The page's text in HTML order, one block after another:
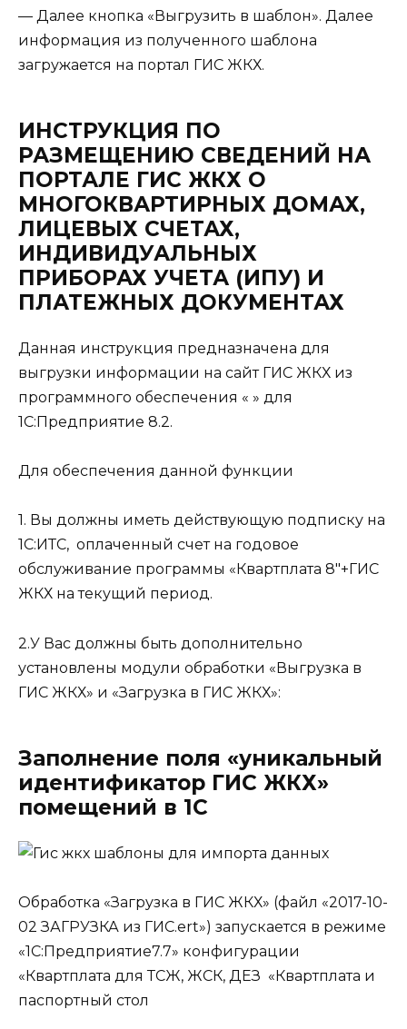
— Далее кнопка «Выгрузить в шаблон». Далее
информация из полученного шаблона
загружается на портал ГИС ЖКХ.
ИНСТРУКЦИЯ ПО
РАЗМЕЩЕНИЮ СВЕДЕНИЙ НА
ПОРТАЛЕ ГИС ЖКХ О
МНОГОКВАРТИРНЫХ ДОМАХ,
ЛИЦЕВЫХ СЧЕТАХ,
ИНДИВИДУАЛЬНЫХ
ПРИБОРАХ УЧЕТА (ИПУ) И
ПЛАТЕЖНЫХ ДОКУМЕНТАХ
Данная инструкция предназначена для
выгрузки информации на сайт ГИС ЖКХ из
программного обеспечения « » для
1С:Предприятие 8.2.
Для обеспечения данной функции
1. Вы должны иметь действующую подписку на
1С:ИТС, оплаченный счет на годовое
обслуживание программы «Квартплата 8″+ГИС
ЖКХ на текущий период.
2.У Вас должны быть дополнительно
установлены модули обработки «Выгрузка в
ГИС ЖКХ» и «Загрузка в ГИС ЖКХ»:
Заполнение поля «уникальный
идентификатор ГИС ЖКХ»
помещений в 1С
Обработка «Загрузка в ГИС ЖКХ» (файл «2017-10-
02 ЗАГРУЗКА из ГИС.ert») запускается в режиме
«1С:Предприятие7.7» конфигурации
«Квартплата для ТСЖ, ЖСК, ДЕЗ «Квартплата и
паспортный стол